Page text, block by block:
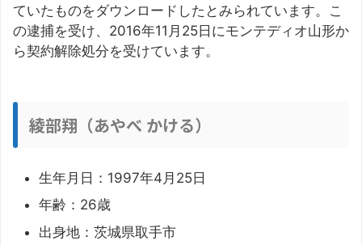
ていたものをダウンロードしたとみられています。こ
の逮捕を受け、2016年11月25日にモンテディオ山形か
ら契約解除処分を受けています。
綾部翔（あやべ かける）
生年月日：1997年4月25日
年齢：26歳
出身地：茨城県取手市